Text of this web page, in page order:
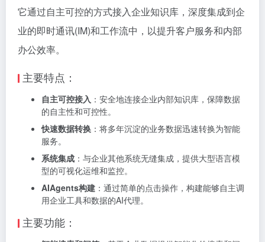
它通过自主可控的方式接入企业知识库，深度集成到企
业的即时通讯(IM)和工作流中，以提升客户服务和内部
办公效率。
主要特点：
自主可控接入 ：安全地连接企业内部知识库，保障数据
的自主性和可控性。
快速数据转换 ：将多年沉淀的业务数据迅速转换为智能
服务。
系统集成 ：与企业其他系统无缝集成，提供大型语言模
型的可视化运维和监控。
AIAgents构建 ：通过简单的点击操作，构建能够自主调
用企业工具和数据的AI代理。
主要功能：